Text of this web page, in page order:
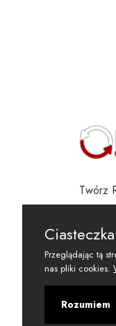
Twórz
i
Ciasteczka
Przeglądając tą
nas pliki cookies.
Rozumiem